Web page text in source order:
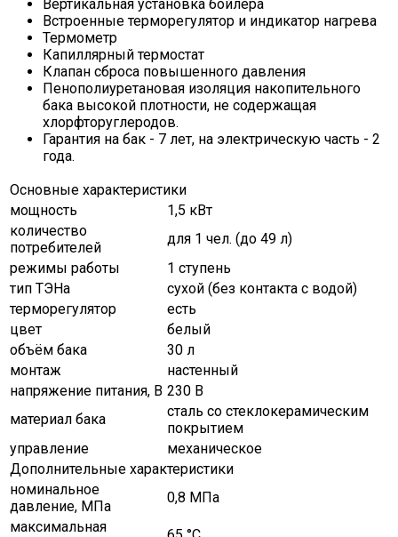
Вертикальная установка бойлера
Встроенные терморегулятор и индикатор нагрева
Термометр
Капиллярный термостат
Клапан сброса повышенного давления
Пенополиуретановая изоляция накопительного
бака высокой плотности, не содержащая
хлорфторуглеродов.
Гарантия на бак - 7 лет, на электрическую часть - 2
года.
Основные характеристики
мощность
1,5 кВт
количество
потребителей
для 1 чел. (до 49 л)
режимы работы
1 ступень
тип ТЭНа
сухой (без контакта с водой)
терморегулятор
есть
цвет
белый
объём бака
30 л
монтаж
настенный
напряжение питания, В 230 В
материал бака
сталь со стеклокерамическим
покрытием
управление
механическое
Дополнительные характеристики
номинальное
давление, МПа
0,8 МПа
максимальная